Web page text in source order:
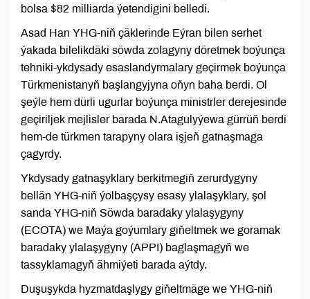
bolsa $82 milliarda ýetendigini belledi.
Asad Han YHG-niň çäklerinde Eýran bilen serhet
ýakada bilelikdäki söwda zolagyny döretmek boýunça
tehniki-ykdysady esaslandyrmalary geçirmek boýunça
Türkmenistanyň başlangyjyna oňyn baha berdi. Ol
şeýle hem dürli ugurlar boýunça ministrler derejesinde
geçiriljek mejlisler barada N.Atagulyýewa gürrüň berdi
hem-de türkmen tarapyny olara işjeň gatnaşmaga
çagyrdy.
Ykdysady gatnaşyklary berkitmegiň zerurdygyny
bellän YHG-niň ýolbaşçysy esasy ylalaşyklary, şol
sanda YHG-niň Söwda baradaky ylalaşygyny
(ECOTA) we Maýa goýumlary giňeltmek we goramak
baradaky ylalaşygyny (APPI) baglaşmagyň we
tassyklamagyň ähmiýeti barada aýtdy.
Duşuşykda hyzmatdaşlygy giňeltmäge we YHG-niň